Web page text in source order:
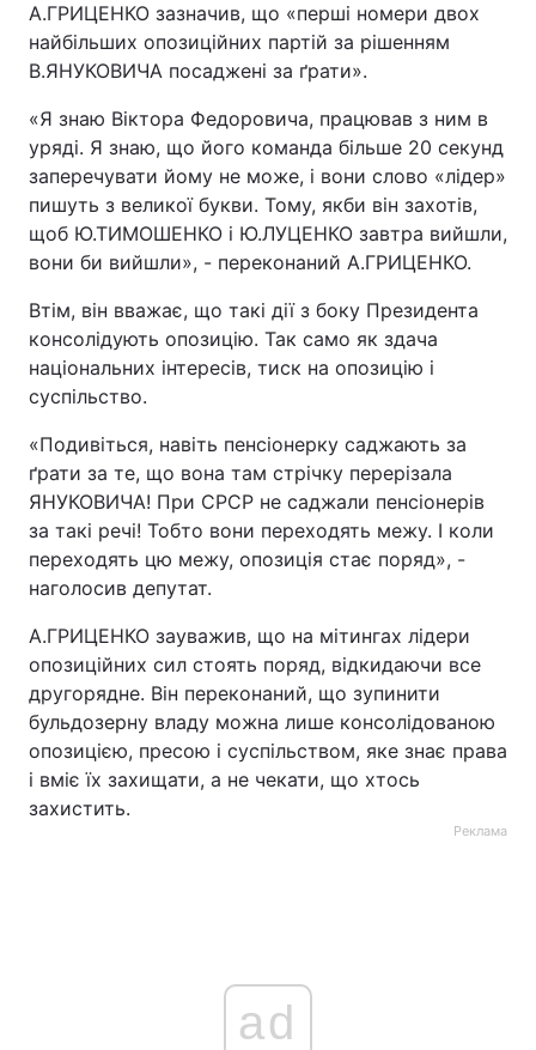
А.ГРИЦЕНКО зазначив, що «перші номери двох
найбільших опозиційних партій за рішенням
В.ЯНУКОВИЧА посаджені за ґрати».
«Я знаю Віктора Федоровича, працював з ним в
уряді. Я знаю, що його команда більше 20 секунд
заперечувати йому не може, і вони слово «лідер»
пишуть з великої букви. Тому, якби він захотів,
щоб Ю.ТИМОШЕНКО і Ю.ЛУЦЕНКО завтра вийшли,
вони би вийшли», - переконаний А.ГРИЦЕНКО.
Втім, він вважає, що такі дії з боку Президента
консолідують опозицію. Так само як здача
національних інтересів, тиск на опозицію і
суспільство.
«Подивіться, навіть пенсіонерку саджають за
ґрати за те, що вона там стрічку перерізала
ЯНУКОВИЧА! При СРСР не саджали пенсіонерів
за такі речі! Тобто вони переходять межу. І коли
переходять цю межу, опозиція стає поряд», -
наголосив депутат.
А.ГРИЦЕНКО зауважив, що на мітингах лідери
опозиційних сил стоять поряд, відкидаючи все
другорядне. Він переконаний, що зупинити
бульдозерну владу можна лише консолідованою
опозицією, пресою і суспільством, яке знає права
і вміє їх захищати, а не чекати, що хтось
захистить.
Реклама
ad